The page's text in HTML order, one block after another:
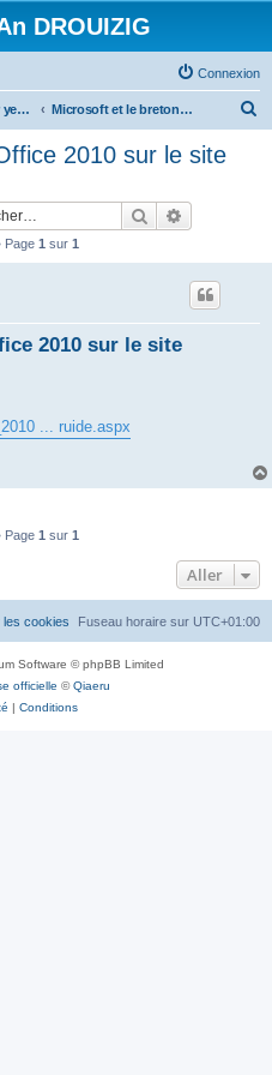
DROUIZIG
Connexion
Ar stlenneg hag ar yezhoù bihan er bed a-bezh Microsoft et le breton - Microsoft and the Breton language
2010 sur le site
Rechercher
Page 1 sur 1
2010 sur le site
... ruide.aspx
Page 1 sur 1
Aller
Fuseau horaire sur UTC+01:00
les cookies
Software © phpBB Limited
officielle ©Qiaeru
| Conditions